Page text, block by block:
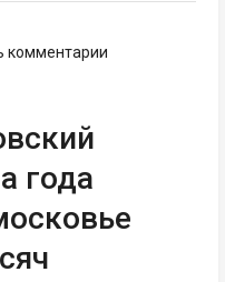
комментарии
года